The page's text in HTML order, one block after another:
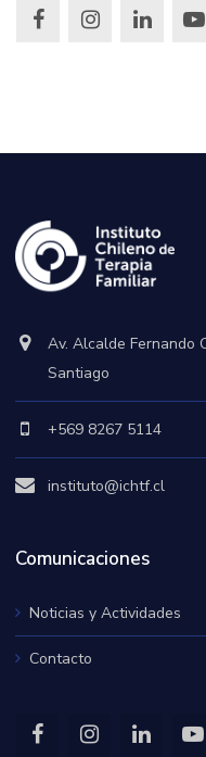
Av. Alcalde Fernando
Santiago
+569 8267 5114
instituto@ichtf.cl
Comunicaciones
Noticias y Actividades
Contacto